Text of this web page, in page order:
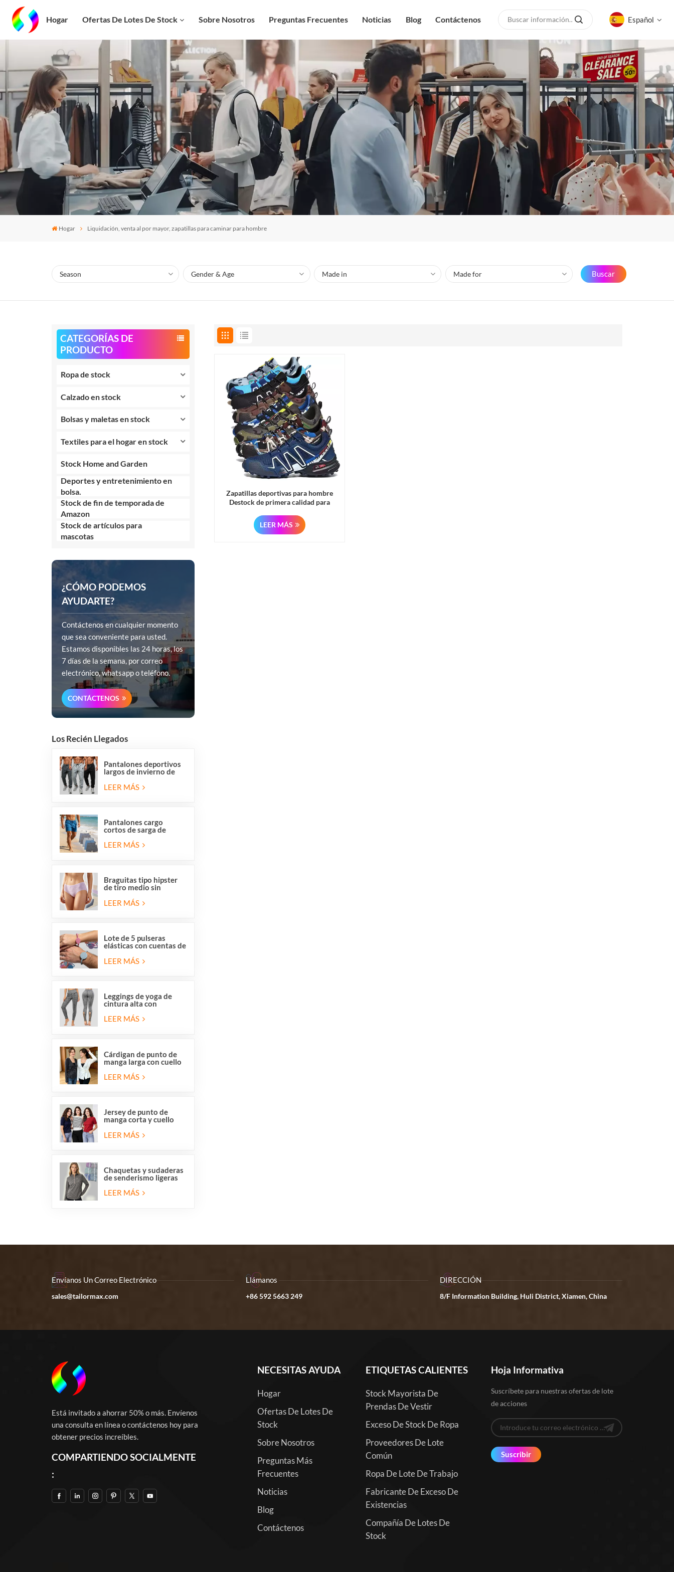
Hogar Ofertas De Lotes De Stock Sobre Nosotros Preguntas Frecuentes Noticias Blog Contáctenos Español
English
русский
español
العربية
Hogar Liquidación, venta al por mayor, zapatillas para caminar para hombre
Buscar
CATEGORÍAS DE
PRODUCTO
Ropa de stock
Calzado en stock
Bolsas y maletas en stock
Textiles para el hogar en stock
Stock Home and Garden
Deportes y entretenimiento en
bolsa.
Stock de fin de temporada de
Amazon
Stock de artículos para
mascotas
¿CÓMO PODEMOS
AYUDARTE?
Contáctenos en cualquier momento
que sea conveniente para usted.
Estamos disponibles las 24 horas, los
7 días de la semana, por correo
electrónico, whatsapp o teléfono.
CONTÁCTENOS
Los Recién Llegados
Pantalones deportivos
largos de invierno de
forro polar para hombre
de Overstock, corte
LEER MÁS
Pantalones cargo
cortos de sarga de
algodón elástico para
hombre con 6 bolsillos
LEER MÁS
Braguitas tipo hipster
de tiro medio sin
y respetuosas con la
LEER MÁS
Lote de 5 pulseras
elásticas con cuentas de
Milagrosa de la Iglesia
LEER MÁS
Leggings de yoga de
cintura alta con
y malla con aberturas
LEER MÁS
Cárdigan de punto de
manga larga con cuello
en V y cierre cruzado
para mujer, con lazo
LEER MÁS
Jersey de punto de
manga corta y cuello
redondo para mujer,
liquidación de
LEER MÁS
Chaquetas y sudaderas
de senderismo ligeras
de forro polar con
media cremallera para
LEER MÁS
Zapatillas deportivas para hombre
Destock de primera calidad para
LEER MÁS
Envíanos Un Correo Electrónico
sales@tailormax.com
Llámanos
+86 592 5663 249
DIRECCIÓN
8/F Information Building, Huli District, Xiamen, China
Está invitado a ahorrar 50% o más. Envíenos
una consulta en línea o contáctenos hoy para
obtener precios increíbles.
COMPARTIENDO SOCIALMENTE
:
NECESITAS AYUDA
Hogar
Ofertas De Lotes De
Stock
Sobre Nosotros
Preguntas Más
Frecuentes
Noticias
Blog
Contáctenos
ETIQUETAS CALIENTES
Stock Mayorista De
Prendas De Vestir
Exceso De Stock De Ropa
Proveedores De Lote
Común
Ropa De Lote De Trabajo
Fabricante De Exceso De
Existencias
Compañía De Lotes De
Stock
Hoja Informativa
Suscríbete para nuestras ofertas de lote
de acciones
Suscribir